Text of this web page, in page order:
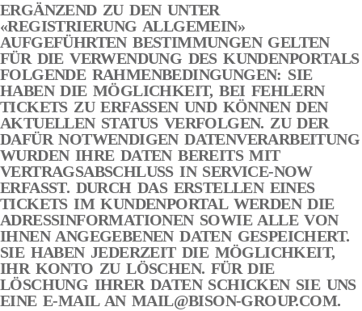
ERGÄNZEND ZU DEN UNTER
«REGISTRIERUNG ALLGEMEIN»
AUFGEFÜHRTEN BESTIMMUNGEN GELTEN
FÜR DIE VERWENDUNG DES KUNDENPORTALS
FOLGENDE RAHMENBEDINGUNGEN: SIE
HABEN DIE MÖGLICHKEIT, BEI FEHLERN
TICKETS ZU ERFASSEN UND KÖNNEN DEN
AKTUELLEN STATUS VERFOLGEN. ZU DER
DAFÜR NOTWENDIGEN DATENVERARBEITUNG
WURDEN IHRE DATEN BEREITS MIT
VERTRAGSABSCHLUSS IN SERVICE-NOW
ERFASST. DURCH DAS ERSTELLEN EINES
TICKETS IM KUNDENPORTAL WERDEN DIE
ADRESSINFORMATIONEN SOWIE ALLE VON
IHNEN ANGEGEBENEN DATEN GESPEICHERT.
SIE HABEN JEDERZEIT DIE MÖGLICHKEIT,
IHR KONTO ZU LÖSCHEN. FÜR DIE
LÖSCHUNG IHRER DATEN SCHICKEN SIE UNS
EINE E-MAIL AN MAIL@BISON-GROUP.COM.